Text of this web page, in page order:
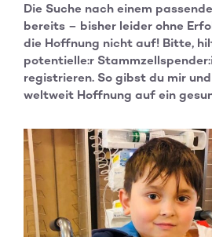
Die Suche nach einem
bereits – bisher leider ohne
die Hoffnung nicht auf! Bitte,
potentielle:r
registrieren. So gibst du mir
weltweit Hoffnung auf ein